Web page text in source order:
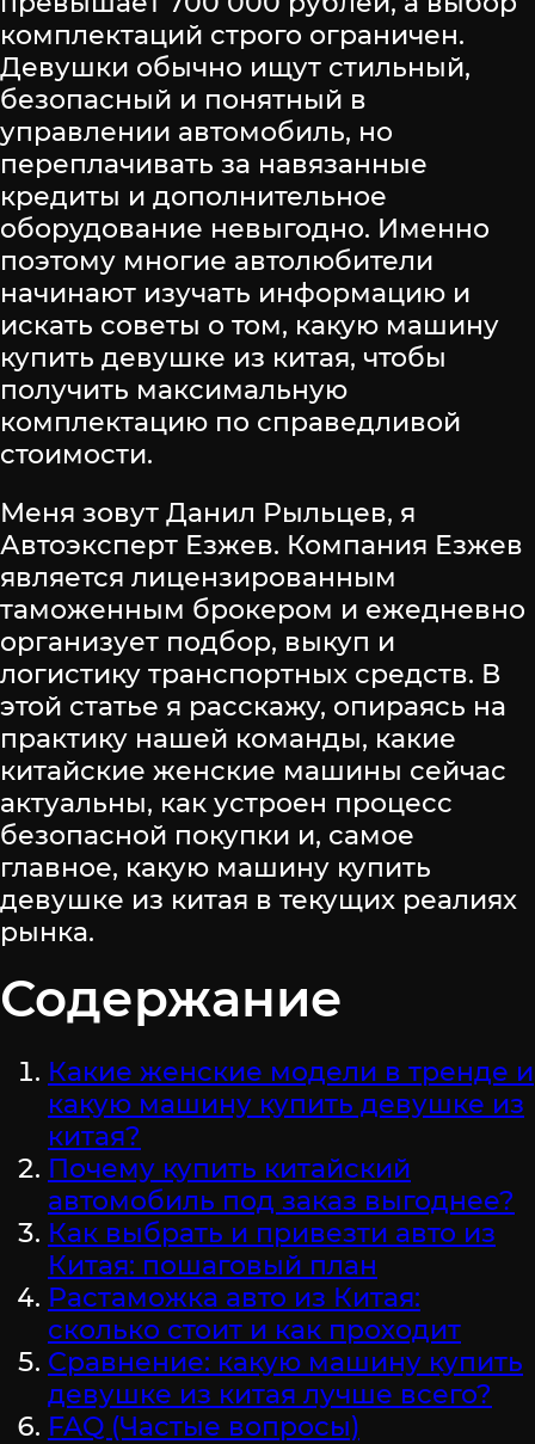
комплектаций строго ограничен.
Девушки обычно ищут стильный,
безопасный и понятный в
управлении автомобиль, но
переплачивать за навязанные
кредиты и дополнительное
оборудование невыгодно. Именно
поэтому многие автолюбители
начинают изучать информацию и
искать советы о том, какую машину
купить девушке из китая, чтобы
получить максимальную
комплектацию по справедливой
стоимости.
Меня зовут Данил Рыльцев, я
Автоэксперт Езжев. Компания Езжев
является лицензированным
таможенным брокером и ежедневно
организует подбор, выкуп и
логистику транспортных средств. В
этой статье я расскажу, опираясь на
практику нашей команды, какие
китайские женские машины сейчас
актуальны, как устроен процесс
безопасной покупки и, самое
главное, какую машину купить
девушке из китая в текущих реалиях
рынка.
Содержание
Какие женские модели в тренде и
какую машину купить девушке из
китая?
Почему купить китайский
автомобиль под заказ выгоднее?
Как выбрать и привезти авто из
Китая: пошаговый план
Растаможка авто из Китая:
сколько стоит и как проходит
Сравнение: какую машину купить
девушке из китая лучше всего?
FAQ (Частые вопросы)